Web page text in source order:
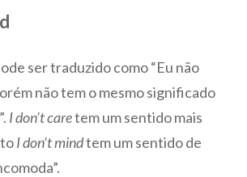
ser traduzido como “Eu não
não tem o mesmo significado
”. I don’t caretem um sentido mais
I don’t mindtem um sentido de